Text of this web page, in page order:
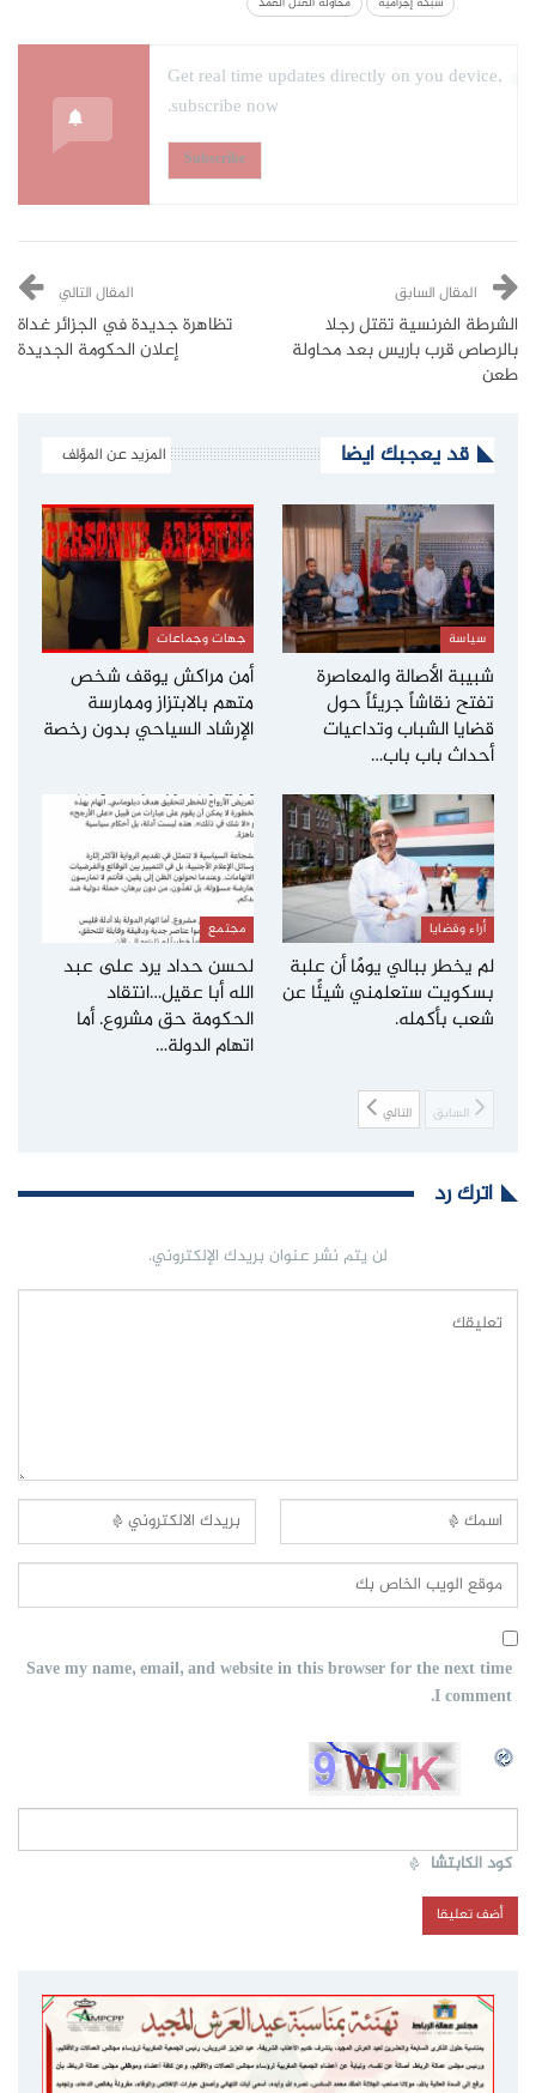
Get real time updates directly on you device,
subscribe now.
Subscribe
المقال السابق
الشرطة الفرنسية تقتل رجلا
بالرصاص قرب باريس بعد محاولة
طعن
المقال التالي
تظاهرة جديدة في الجزائر غداة
إعلان الحكومة الجديدة
قد يعجبك ايضا المزيد عن المؤلف
سياسة
شبيبة الأصالة والمعاصرة
تفتح نقاشاً جريئاً حول
قضايا الشباب وتداعيات
أحداث باب باب…
جهات وجماعات
أمن مراكش يوقف شخص
متهم بالابتزاز وممارسة
الإرشاد السياحي بدون رخصة
أراء وقضايا
لم يخطر ببالي يومًا أن علبة
بسكويت ستعلمني شيئًا عن
شعب بأكمله.
مجتمع
لحسن حداد يرد على عبد
الله أبا عقيل…انتقاد
الحكومة حق مشروع. أما
اتهام الدولة…
السابق التالي
اترك رد
لن يتم نشر عنوان بريدك الإلكتروني.
Save my name, email, and website in this browser for the next time
I comment.
كود الكابتشا *